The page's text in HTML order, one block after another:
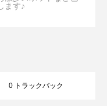
ます♪
火焼きランチが最
＋「店内ペット可⭐︎
フェ」
オシャレなスイー
0 トラックバック